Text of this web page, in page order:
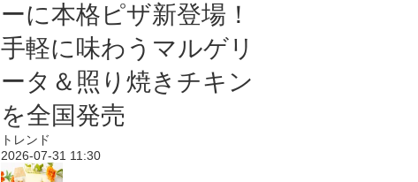
ーに本格ピザ新登場！
手軽に味わうマルゲリ
ータ＆照り焼きチキン
を全国発売
トレンド
2026-07-31 11:30